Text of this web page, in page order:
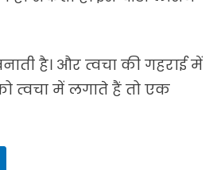
है। और त्वचा की गहराई में
त्वचा में लगाते हैं तो एक